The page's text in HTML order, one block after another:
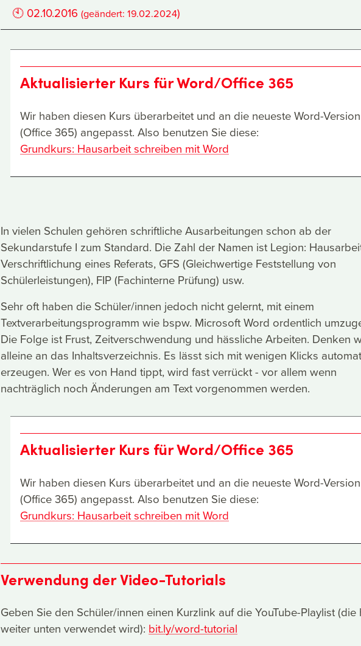
🕙 02.10.2016 (geändert:19.02.2024)
Aktualisierter Kurs für Word/Office 365
Wir haben diesen Kurs überarbeitet und an die neueste Word-Version
(Office 365) angepasst. Also benutzen Sie diese:
Grundkurs: Hausarbeit schreiben mit Word
In vielen Schulen gehören schriftliche Ausarbeitungen schon ab der
Sekundarstufe I zum Standard. Die Zahl der Namen ist Legion:
Verschriftlichung eines Referats, GFS (Gleichwertige Feststellung von
Schülerleistungen), FIP (Fachinterne Prüfung) usw.
Sehr oft haben die Schüler/innen jedoch nicht gelernt, mit einem
Textverarbeitungsprogramm wie bspw. Microsoft Word ordentlich
Die Folge ist Frust, Zeitverschwendung und hässliche Arbeiten. Denken
alleine an das Inhaltsverzeichnis. Es lässt sich mit wenigen Klicks
erzeugen. Wer es von Hand tippt, wird fast verrückt - vor allem wenn
nachträglich noch Änderungen am Text vorgenommen werden.
Aktualisierter Kurs für Word/Office 365
Wir haben diesen Kurs überarbeitet und an die neueste Word-Version
(Office 365) angepasst. Also benutzen Sie diese:
Grundkurs: Hausarbeit schreiben mit Word
Verwendung der Video-Tutorials
Geben Sie den Schüler/innen einen Kurzlink auf die YouTube-Playlist (die
weiter unten verwendet wird): bit.ly/word-tutorial